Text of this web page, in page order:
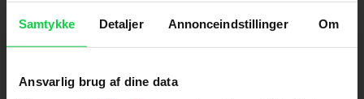
Samtykke Detaljer Annonceindstillinger Om
Ansvarlig brug af dine data
The Monkey 2025